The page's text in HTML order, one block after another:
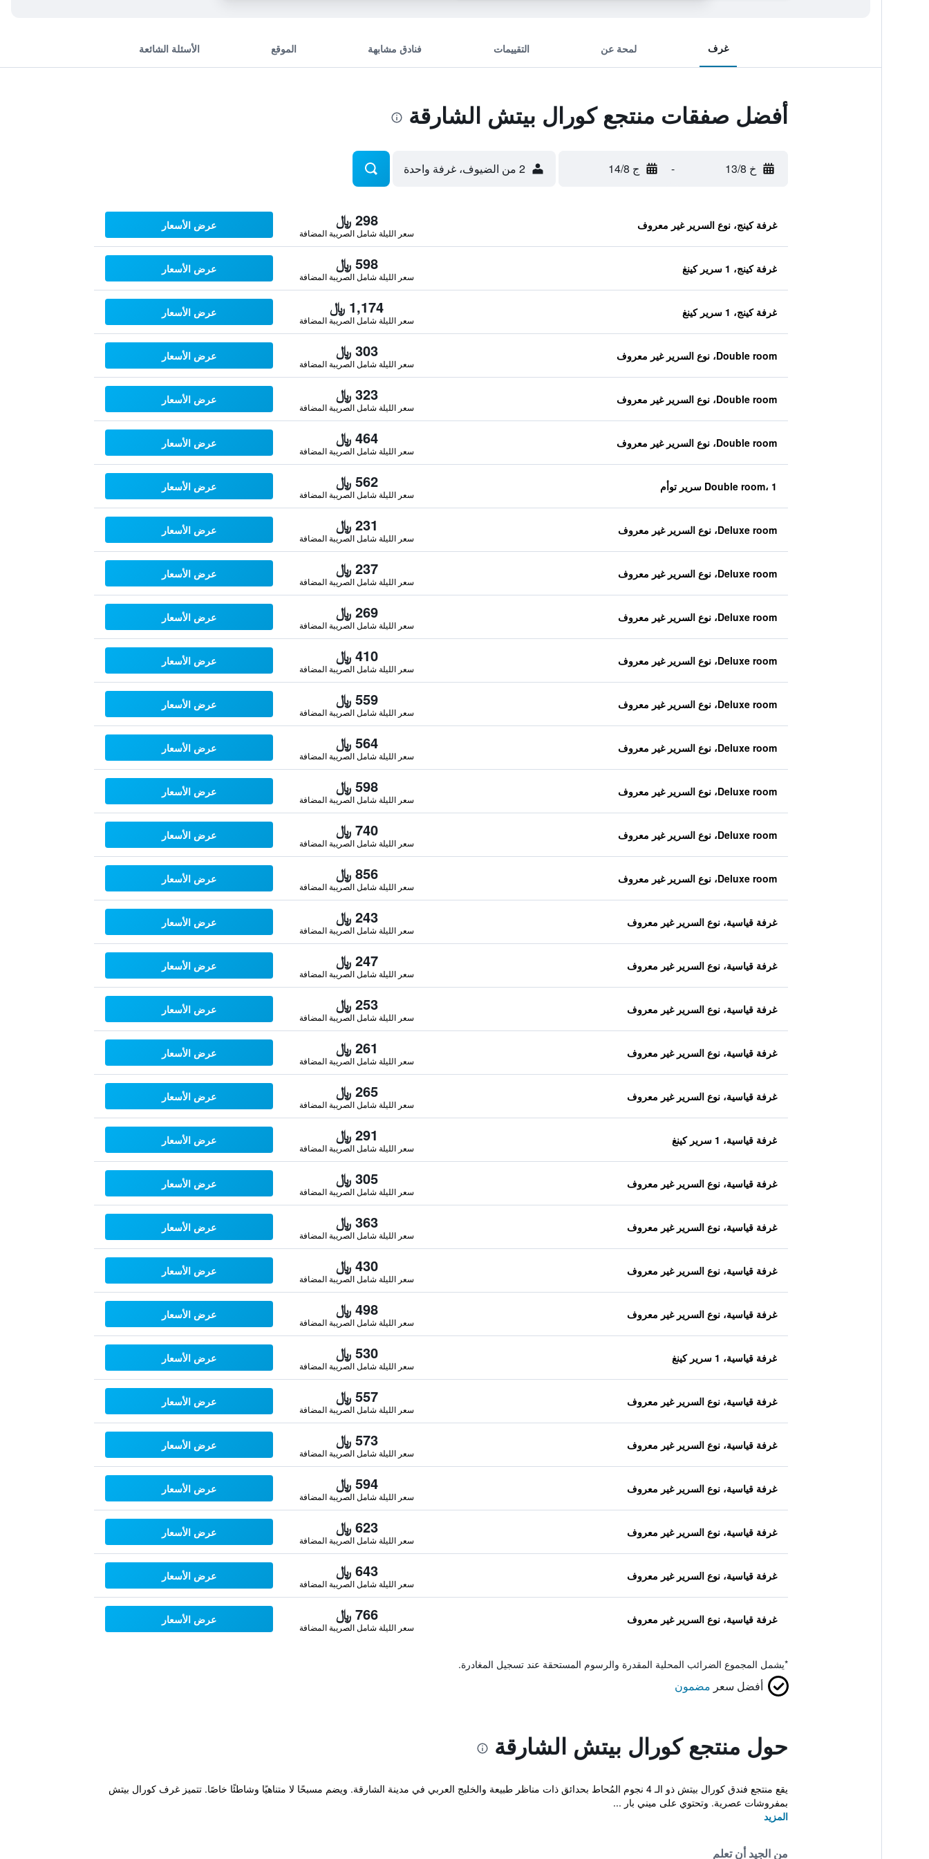
غرف لمحة عن التقييمات فنادق مشابهة الموقع الأسئلة الشائعة
أفضل صفقات منتجع كورال بيتش الشارقة
خ 13/8 - ج 14/8 2 من الضيوف، غرفة واحدة
غرفة كينج، نوع السرير غير معروف 298 ﷼
سعر الليلة شامل الصريبة المضافة
عرض الأسعار
غرفة كينج، 1 سرير كينغ 598 ﷼
سعر الليلة شامل الصريبة المضافة
عرض الأسعار
غرفة كينج، 1 سرير كينغ 1,174 ﷼
سعر الليلة شامل الصريبة المضافة
عرض الأسعار
Double room، نوع السرير غير معروف 303 ﷼
سعر الليلة شامل الصريبة المضافة
عرض الأسعار
Double room، نوع السرير غير معروف 323 ﷼
سعر الليلة شامل الصريبة المضافة
عرض الأسعار
Double room، نوع السرير غير معروف 464 ﷼
سعر الليلة شامل الصريبة المضافة
عرض الأسعار
Double room، 1 سرير توأم 562 ﷼
سعر الليلة شامل الصريبة المضافة
عرض الأسعار
Deluxe room، نوع السرير غير معروف 231 ﷼
سعر الليلة شامل الصريبة المضافة
عرض الأسعار
Deluxe room، نوع السرير غير معروف 237 ﷼
سعر الليلة شامل الصريبة المضافة
عرض الأسعار
Deluxe room، نوع السرير غير معروف 269 ﷼
سعر الليلة شامل الصريبة المضافة
عرض الأسعار
Deluxe room، نوع السرير غير معروف 410 ﷼
سعر الليلة شامل الصريبة المضافة
عرض الأسعار
Deluxe room، نوع السرير غير معروف 559 ﷼
سعر الليلة شامل الصريبة المضافة
عرض الأسعار
Deluxe room، نوع السرير غير معروف 564 ﷼
سعر الليلة شامل الصريبة المضافة
عرض الأسعار
Deluxe room، نوع السرير غير معروف 598 ﷼
سعر الليلة شامل الصريبة المضافة
عرض الأسعار
Deluxe room، نوع السرير غير معروف 740 ﷼
سعر الليلة شامل الصريبة المضافة
عرض الأسعار
Deluxe room، نوع السرير غير معروف 856 ﷼
سعر الليلة شامل الصريبة المضافة
عرض الأسعار
غرفة قياسية، نوع السرير غير معروف 243 ﷼
سعر الليلة شامل الصريبة المضافة
عرض الأسعار
غرفة قياسية، نوع السرير غير معروف 247 ﷼
سعر الليلة شامل الصريبة المضافة
عرض الأسعار
غرفة قياسية، نوع السرير غير معروف 253 ﷼
سعر الليلة شامل الصريبة المضافة
عرض الأسعار
غرفة قياسية، نوع السرير غير معروف 261 ﷼
سعر الليلة شامل الصريبة المضافة
عرض الأسعار
غرفة قياسية، نوع السرير غير معروف 265 ﷼
سعر الليلة شامل الصريبة المضافة
عرض الأسعار
غرفة قياسية، 1 سرير كينغ 291 ﷼
سعر الليلة شامل الصريبة المضافة
عرض الأسعار
غرفة قياسية، نوع السرير غير معروف 305 ﷼
سعر الليلة شامل الصريبة المضافة
عرض الأسعار
غرفة قياسية، نوع السرير غير معروف 363 ﷼
سعر الليلة شامل الصريبة المضافة
عرض الأسعار
غرفة قياسية، نوع السرير غير معروف 430 ﷼
سعر الليلة شامل الصريبة المضافة
عرض الأسعار
غرفة قياسية، نوع السرير غير معروف 498 ﷼
سعر الليلة شامل الصريبة المضافة
عرض الأسعار
غرفة قياسية، 1 سرير كينغ 530 ﷼
سعر الليلة شامل الصريبة المضافة
عرض الأسعار
غرفة قياسية، نوع السرير غير معروف 557 ﷼
سعر الليلة شامل الصريبة المضافة
عرض الأسعار
غرفة قياسية، نوع السرير غير معروف 573 ﷼
سعر الليلة شامل الصريبة المضافة
عرض الأسعار
غرفة قياسية، نوع السرير غير معروف 594 ﷼
سعر الليلة شامل الصريبة المضافة
عرض الأسعار
غرفة قياسية، نوع السرير غير معروف 623 ﷼
سعر الليلة شامل الصريبة المضافة
عرض الأسعار
غرفة قياسية، نوع السرير غير معروف 643 ﷼
سعر الليلة شامل الصريبة المضافة
عرض الأسعار
غرفة قياسية، نوع السرير غير معروف 766 ﷼
سعر الليلة شامل الصريبة المضافة
عرض الأسعار
*يشمل المجموع الضرائب المحلية المقدرة والرسوم المستحقة عند تسجيل المغادرة.
أفضل سعر مضمون
حول منتجع كورال بيتش الشارقة
يقع منتجع فندق كورال بيتش ذو الـ 4 نجوم المُحاط بحدائق ذات مناظر طبيعة والخليج العربي في مدينة الشارقة. ويضم مسبحًا لا متناهيًا وشاطئًا خاصًا. تتميز غرف كورال بيتش
بمفروشات عصرية. وتحتوي على ميني بار ...
المزيد
من الجيد أن تعلم